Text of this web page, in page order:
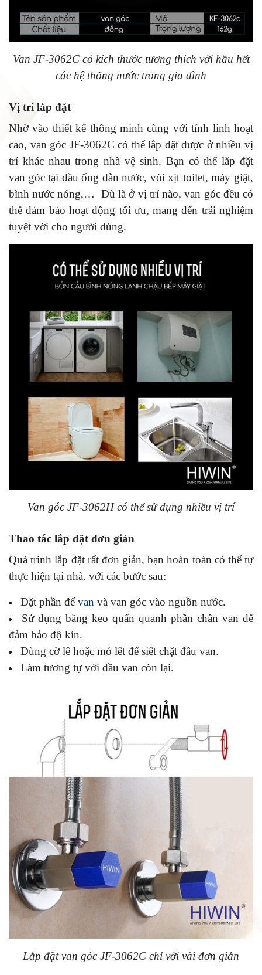
Van JF-3062C có kích thước tương thích với hầu hết
các hệ thống nước trong gia đình
Vị trí lắp đặt
Nhờ vào thiết kế thông minh cùng với tính linh hoạt
cao, van góc JF-3062C có thể lắp đặt được ở nhiều vị
trí khác nhau trong nhà vệ sinh. Bạn có thể lắp đặt
van góc tại đầu ống dẫn nước, vòi xịt toilet, máy giặt,
bình nước nóng,… Dù là ở vị trí nào, van góc đều có
thể đảm bảo hoạt động tối ưu, mang đến trải nghiệm
tuyệt vời cho người dùng.
Van góc JF-3062H có thể sử dụng nhiều vị trí
Thao tác lắp đặt đơn giản
Quá trình lắp đặt rất đơn giản, bạn hoàn toàn có thể tự
thực hiện tại nhà. với các bước sau:
Đặt phần đếvan và van góc vào nguồn nước.
Sử dụng băng keo quấn quanh phần chân van để
đảm bảo độ kín.
Dùng cờ lê hoặc mỏ lết để siết chặt đầu van.
Làm tương tự với đầu van còn lại.
Lắp đặt van góc JF-3062C chỉ với vài đơn giản